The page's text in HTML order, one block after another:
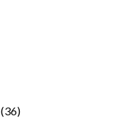
(36)